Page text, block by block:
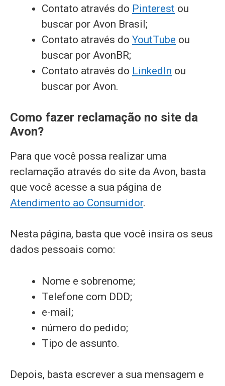
Contato através do Pinterest ou
buscar por Avon Brasil;
Contato através do YoutTube ou
buscar por AvonBR;
Contato através do LinkedIn ou
buscar por Avon.
Como fazer reclamação no site da
Avon?
Para que você possa realizar uma
reclamação através do site da Avon, basta
que você acesse a sua página de
Atendimento ao Consumidor.
Nesta página, basta que você insira os seus
dados pessoais como:
Nome e sobrenome;
Telefone com DDD;
e-mail;
número do pedido;
Tipo de assunto.
Depois, basta escrever a sua mensagem e